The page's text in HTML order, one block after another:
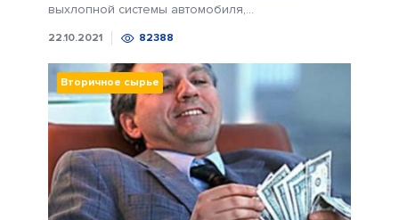
выхлопной системы автомобиля,...
22.10.2021 82388
Вторичное сырье